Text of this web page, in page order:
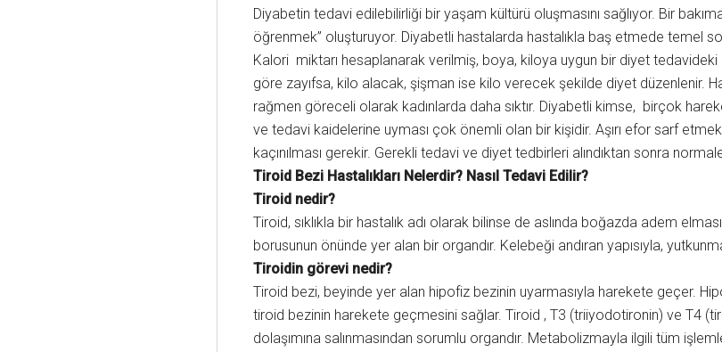
Diyabetin tedavi edilebilirliği bir yaşam kültürü oluşmasını sağlıyor. Bir
öğrenmek” oluşturuyor. Diyabetli hastalarda hastalıkla baş etmede temel
Kalori miktarı hesaplanarak verilmiş, boya, kiloya uygun bir diyet
göre zayıfsa, kilo alacak, şişman ise kilo verecek şekilde diyet düzenlenir.
rağmen göreceli olarak kadınlarda daha sıktır. Diyabetli kimse, birçok
ve tedavi kaidelerine uyması çok önemli olan bir kişidir. Aşırı efor sarf
kaçınılması gerekir. Gerekli tedavi ve diyet tedbirleri alındıktan sonra
Tiroid Bezi Hastalıkları Nelerdir? Nasıl Tedavi Edilir?
Tiroid nedir?
Tiroid, sıklıkla bir hastalık adı olarak bilinse de aslında boğazda adem
borusunun önünde yer alan bir organdır. Kelebeği andıran yapısıyla,
Tiroidin görevi nedir?
Tiroid bezi, beyinde yer alan hipofiz bezinin uyarmasıyla harekete geçer.
tiroid bezinin harekete geçmesini sağlar. Tiroid , T3 (triiyodotironin) ve T4
dolaşımına salınmasından sorumlu organdır. Metabolizmayla ilgili tüm